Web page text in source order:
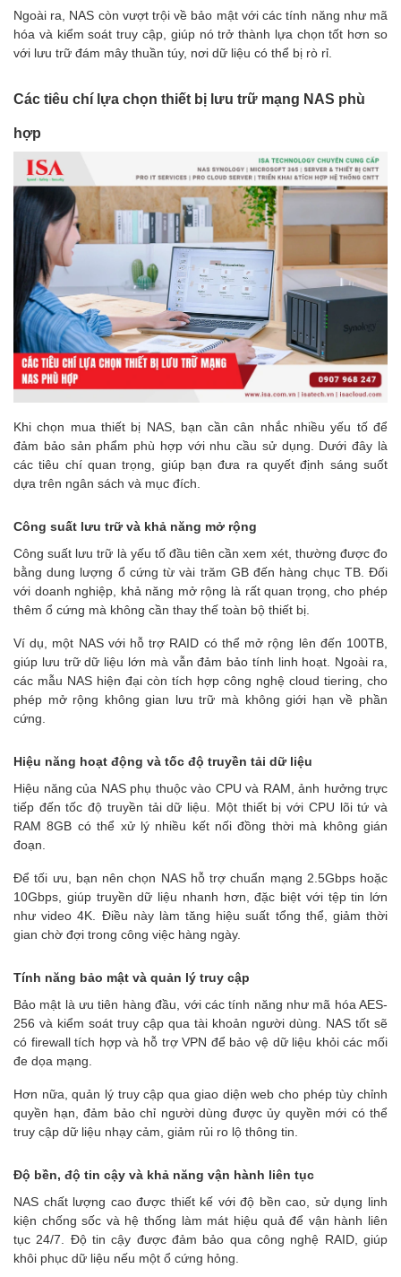
Ngoài ra, NAS còn vượt trội về bảo mật với các tính năng như mã
hóa và kiểm soát truy cập, giúp nó trở thành lựa chọn tốt hơn so
với lưu trữ đám mây thuần túy, nơi dữ liệu có thể bị rò rỉ.
Các tiêu chí lựa chọn thiết bị lưu trữ mạng NAS phù
hợp
Khi chọn mua thiết bị NAS, bạn cần cân nhắc nhiều yếu tố để
đảm bảo sản phẩm phù hợp với nhu cầu sử dụng. Dưới đây là
các tiêu chí quan trọng, giúp bạn đưa ra quyết định sáng suốt
dựa trên ngân sách và mục đích.
Công suất lưu trữ và khả năng mở rộng
Công suất lưu trữ là yếu tố đầu tiên cần xem xét, thường được đo
bằng dung lượng ổ cứng từ vài trăm GB đến hàng chục TB. Đối
với doanh nghiệp, khả năng mở rộng là rất quan trọng, cho phép
thêm ổ cứng mà không cần thay thế toàn bộ thiết bị.
Ví dụ, một NAS với hỗ trợ RAID có thể mở rộng lên đến 100TB,
giúp lưu trữ dữ liệu lớn mà vẫn đảm bảo tính linh hoạt. Ngoài ra,
các mẫu NAS hiện đại còn tích hợp công nghệ cloud tiering, cho
phép mở rộng không gian lưu trữ mà không giới hạn về phần
cứng.
Hiệu năng hoạt động và tốc độ truyền tải dữ liệu
Hiệu năng của NAS phụ thuộc vào CPU và RAM, ảnh hưởng trực
tiếp đến tốc độ truyền tải dữ liệu. Một thiết bị với CPU lõi tứ và
RAM 8GB có thể xử lý nhiều kết nối đồng thời mà không gián
đoạn.
Để tối ưu, bạn nên chọn NAS hỗ trợ chuẩn mạng 2.5Gbps hoặc
10Gbps, giúp truyền dữ liệu nhanh hơn, đặc biệt với tệp tin lớn
như video 4K. Điều này làm tăng hiệu suất tổng thể, giảm thời
gian chờ đợi trong công việc hàng ngày.
Tính năng bảo mật và quản lý truy cập
Bảo mật là ưu tiên hàng đầu, với các tính năng như mã hóa AES-
256 và kiểm soát truy cập qua tài khoản người dùng. NAS tốt sẽ
có firewall tích hợp và hỗ trợ VPN để bảo vệ dữ liệu khỏi các mối
đe dọa mạng.
Hơn nữa, quản lý truy cập qua giao diện web cho phép tùy chỉnh
quyền hạn, đảm bảo chỉ người dùng được ủy quyền mới có thể
truy cập dữ liệu nhạy cảm, giảm rủi ro lộ thông tin.
Độ bền, độ tin cậy và khả năng vận hành liên tục
NAS chất lượng cao được thiết kế với độ bền cao, sử dụng linh
kiện chống sốc và hệ thống làm mát hiệu quả để vận hành liên
tục 24/7. Độ tin cậy được đảm bảo qua công nghệ RAID, giúp
khôi phục dữ liệu nếu một ổ cứng hỏng.